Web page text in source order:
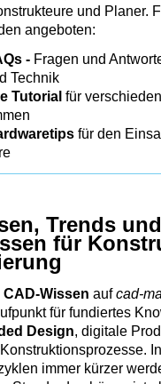
und Planer.
angeboten:
- Fragen und
Technik
Tutorial für
für den
Trends und
für
CAD‑Wissen aufcad-
für fundiertes
Design, digitale
immer kürzer